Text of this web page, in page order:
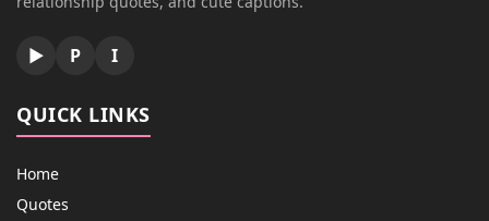
▶ P I
QUICK LINKS
Home
Quotes